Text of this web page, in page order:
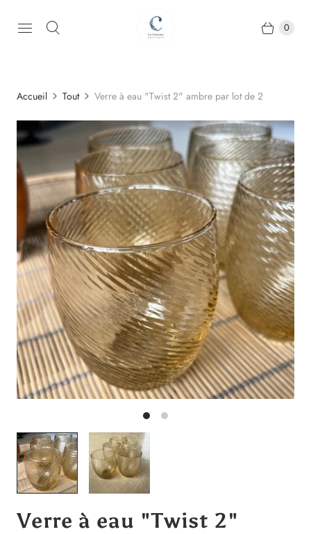
0
Accueil Tout Verre à eau "Twist 2" ambre par lot de 2
Verre à eau "Twist 2"